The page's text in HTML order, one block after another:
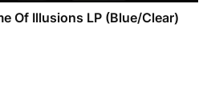
Of Illusions LP (Blue/Clear)